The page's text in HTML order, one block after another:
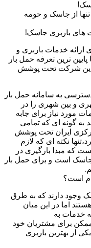
از جاسک و حومه
های باربری جاسک!
خدمات باربری و
ترین تعرفه حمل بار
این شرکت تحت پوشش
به سامانه حمل بار
و بین شهری را در
مورد نیاز برای جابه
به گونه ای که تمامی
ایران تحت پوشش
نکته ای که لازم
که مبدا بارگیری در
است و برای حمل بار
است؟
وجود دارند که به طرق
اما در این میان
خدمات به
ممکن برای مشتریان خود
از بهترین باربری